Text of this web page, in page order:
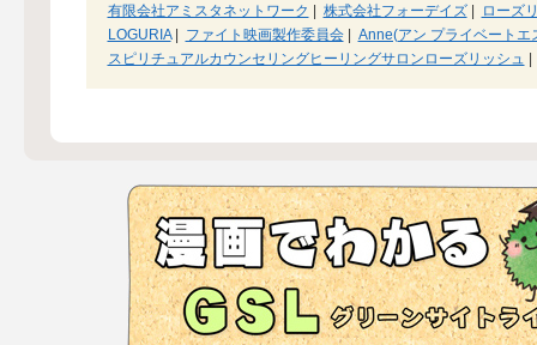
有限会社アミスタネットワーク | 株式会社フォーデイズ|
ローズ
LOGURIA| ファイト映画製作委員会| Anne(アン プライベートエ
スピリチュアルカウンセリングヒーリングサロンローズリッシュ |